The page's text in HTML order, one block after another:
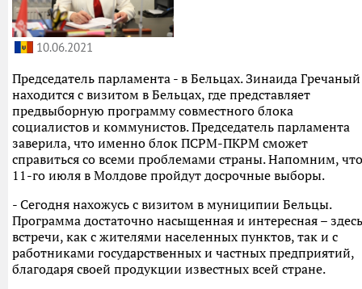
10.06.2021
Председатель парламента - в Бельцах. Зинаида Гречаный
находится с визитом в Бельцах, где представляет
предвыборную программу совместного блока
социалистов и коммунистов. Председатель парламента
заверила, что именно блок ПСРМ-ПКРМ сможет
справиться со всеми проблемами страны. Напомним, что
11-го июля в Молдове пройдут досрочные выборы.
- Сегодня нахожусь с визитом в муниципии Бельцы.
Программа достаточно насыщенная и интересная – здесь
встречи, как с жителями населенных пунктов, так и с
работниками государственных и частных предприятий,
благодаря своей продукции известных всей стране.